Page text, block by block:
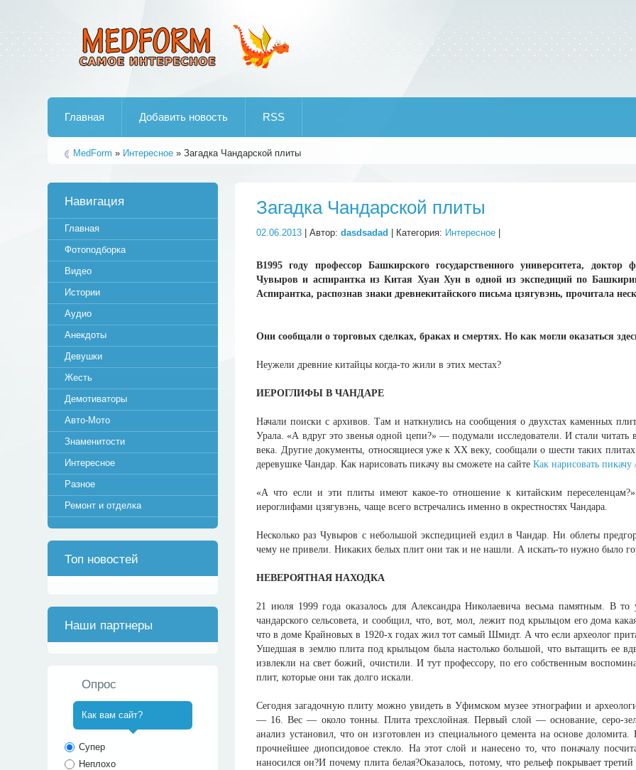
Главная Добавить новость RSS
MedForm » Интересное » Загадка Чандарской плиты
Загадка Чандарской плиты
02.06.2013 | Автор:dasdsadad | Категория: Интересное
В1995 году профессор Башкирского государственного университета,
Чувыров и аспирантка из Китая Хуан Хун в одной из экспедиций по
Аспирантка, распознав знаки древнекитайского письма цзягувэнь, прочитала
Они сообщали о торговых сделках, браках и смертях. Но как могли оказаться
Неужели древние китайцы когда-то жили в этих местах?
ИЕРОГЛИФЫ В ЧАНДАРЕ
Начали поиски с архивов. Там и наткнулись на сообщения о двухстах каменных
Урала. «А вдруг это звенья одной цепи?» — подумали исследователи. И стали
века. Другие документы, относящиеся уже к XX веку, сообщали о шести таких
деревушке Чандар. Как нарисовать пикачу вы сможете на сайтеКак нарисовать
«А что если и эти плиты имеют какое-то отношение к китайским
иероглифами цзягувэнь, чаще всего встречались именно в окрестностях Чандара.
Несколько раз Чувыров с небольшой экспедицией ездил в Чандар. Ни облеты
чему не привели. Никаких белых плит они так и не нашли. А искать-то нужно было
НЕВЕРОЯТНАЯ НАХОДКА
21 июля 1999 года оказалось для Александра Николаевича весьма памятным. В
чандарского сельсовета, и сообщил, что, вот, мол, лежит под крыльцом его дома
что в доме Крайновых в 1920-х годах жил тот самый Шмидт. А что если археолог
Ушедшая в землю плита под крыльцом была настолько большой, что вытащить ее
извлекли на свет божий, очистили. И тут профессору, по его собственным
плит, которые они так долго искали.
Сегодня загадочную плиту можно увидеть в Уфимском музее этнографии и
— 16. Вес — около тонны. Плита трехслойная. Первый слой — основание, серо-
анализ установил, что он изготовлен из специального цемента на основе
прочнейшее диопсидовое стекло. На этот слой и нанесено то, что поначалу
наносился он?И почему плита белая?Оказалось, потому, что рельеф покрывает
Навигация
Главная
Фотоподборка
Видео
Истории
Аудио
Анекдоты
Девушки
Жесть
Демотиваторы
Авто-Мото
Знаменитости
Интересное
Разное
Ремонт и отделка
Топ новостей
Наши партнеры
Опрос
Как вам сайт?
Супер
Неплохо